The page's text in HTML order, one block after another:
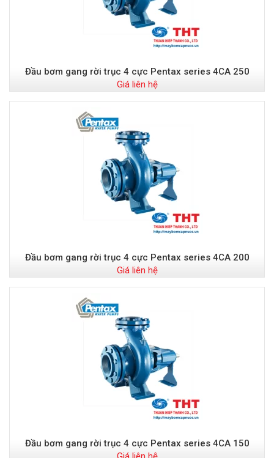
Đầu bơm gang rời trục 4 cực Pentax series 4CA 250
Giá liên hệ
Đầu bơm gang rời trục 4 cực Pentax series 4CA 200
Giá liên hệ
Đầu bơm gang rời trục 4 cực Pentax series 4CA 150